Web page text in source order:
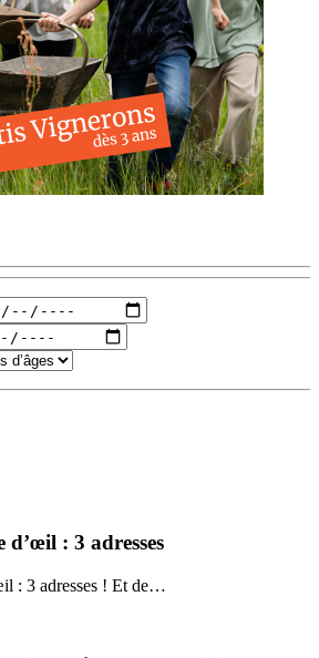
: 3 adresses
: 3 adresses ! Et de…